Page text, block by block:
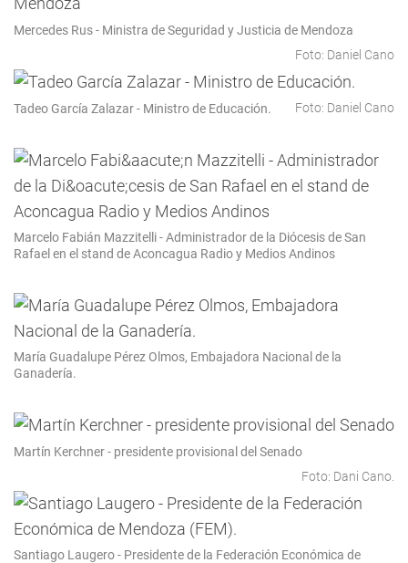
Mercedes Rus - Ministra de Seguridad y Justicia de Mendoza
Foto: Daniel Cano
Tadeo García Zalazar - Ministro de Educación. Foto: Daniel Cano
Marcelo Fabián Mazzitelli - Administrador de la Diócesis de San
Rafael en el stand de Aconcagua Radio y Medios Andinos
María Guadalupe Pérez Olmos, Embajadora Nacional de la
Ganadería.
Martín Kerchner - presidente provisional del Senado
Foto: Dani Cano.
Santiago Laugero - Presidente de la Federación Económica de